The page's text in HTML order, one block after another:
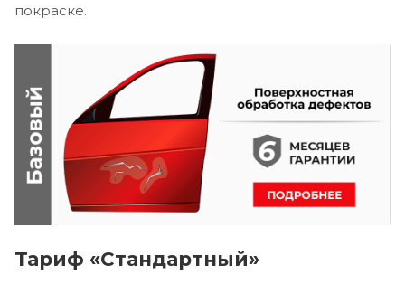
покраске.
Тариф «Стандартный»